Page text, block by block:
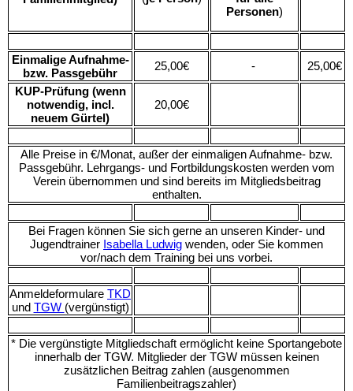
Personen)
Einmalige Aufnahme-
bzw. Passgebühr
25,00€ -
25,00€
KUP-Prüfung (wenn
notwendig, incl.
neuem Gürtel)
20,00€
Alle Preise in €/Monat, außer der einmaligen Aufnahme- bzw.
Passgebühr. Lehrgangs- und Fortbildungskosten werden vom
Verein übernommen und sind bereits im Mitgliedsbeitrag
enthalten.
Bei Fragen können Sie sich gerne an unseren Kinder- und
Jugendtrainer Isabella Ludwig wenden, oder Sie kommen
vor/nach dem Training bei uns vorbei.
Anmeldeformulare TKD
und TGW (vergünstigt)
* Die vergünstigte Mitgliedschaft ermöglicht keine Sportangebote
innerhalb der TGW. Mitglieder der TGW müssen keinen
zusätzlichen Beitrag zahlen (ausgenommen
Familienbeitragszahler)